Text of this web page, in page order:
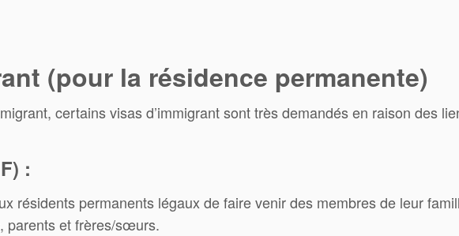
(pour la résidence permanente)
certains visas d’immigrant sont très demandés en raison des
:
résidents permanents légaux de faire venir des membres de leur
parents et frères/sœurs.